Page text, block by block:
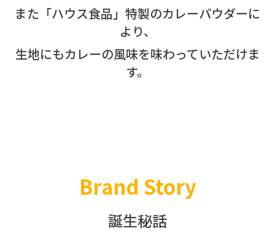
また「ハウス食品」特製のカレーパウダーに
より、
生地にもカレーの風味を味わっていただけま
す。
Brand Story
誕生秘話